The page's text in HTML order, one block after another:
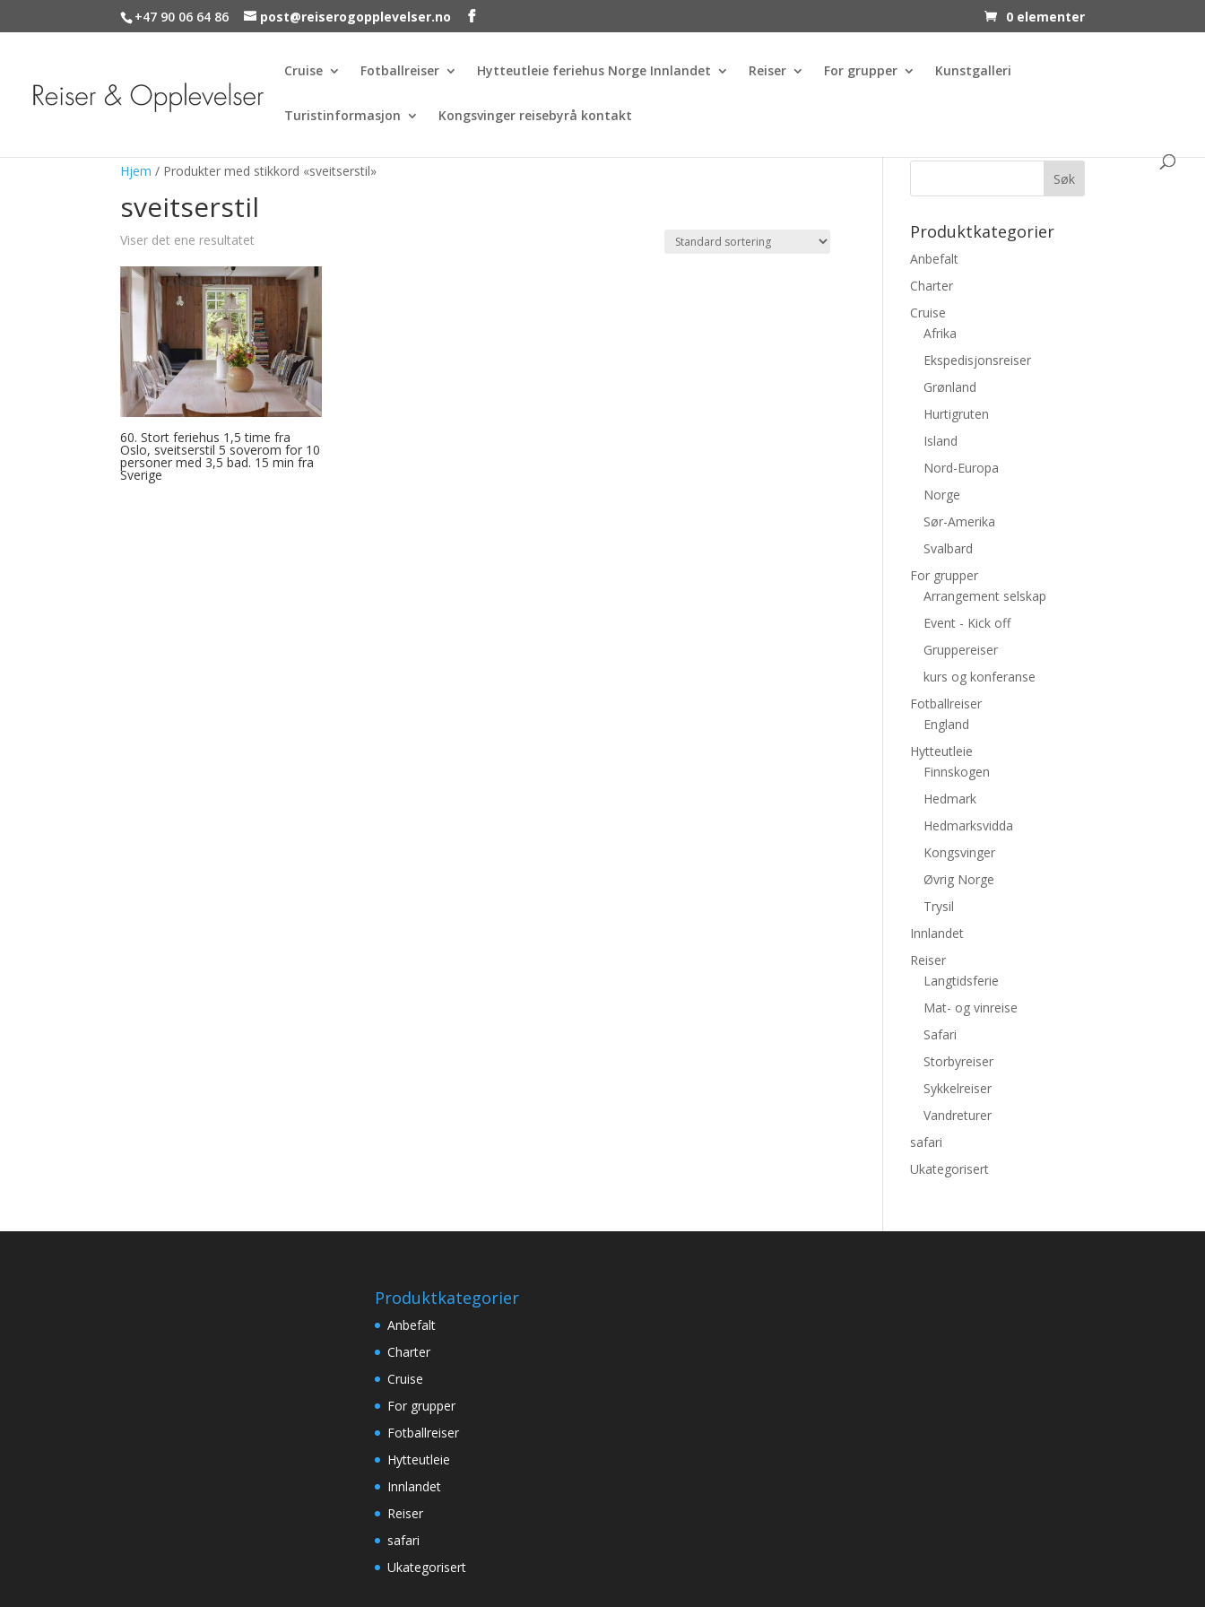
+47 90 06 64 86 post@reiserogopplevelser.no 0 elementer
Cruise Fotballreiser Hytteutleie feriehus Norge Innlandet Reiser For grupper Kunstgalleri
Turistinformasjon Kongsvinger reisebyrå kontakt
Hjem / Produkter med stikkord «sveitserstil»
sveitserstil
Viser det ene resultatet
60. Stort feriehus 1,5 time fra
Oslo, sveitserstil 5 soverom for 10
personer med 3,5 bad. 15 min fra
Sverige
Produktkategorier
Anbefalt
Charter
Cruise
Afrika
Ekspedisjonsreiser
Grønland
Hurtigruten
Island
Nord-Europa
Norge
Sør-Amerika
Svalbard
For grupper
Arrangement selskap
Event - Kick off
Gruppereiser
kurs og konferanse
Fotballreiser
England
Hytteutleie
Finnskogen
Hedmark
Hedmarksvidda
Kongsvinger
Øvrig Norge
Trysil
Innlandet
Reiser
Langtidsferie
Mat- og vinreise
Safari
Storbyreiser
Sykkelreiser
Vandreturer
safari
Ukategorisert
Produktkategorier
Anbefalt
Charter
Cruise
For grupper
Fotballreiser
Hytteutleie
Innlandet
Reiser
safari
Ukategorisert